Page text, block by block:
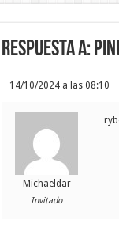
Respuesta a:
14/10/2024 a las 08:10
Michaeldar
Invitado